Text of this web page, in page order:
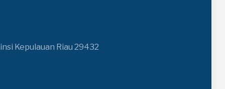
Kepulauan Riau 29432